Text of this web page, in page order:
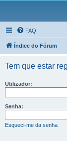
FAQ
Índice do Fórum
Tem que estar
Utilizador:
Senha:
Esqueci-me da senha